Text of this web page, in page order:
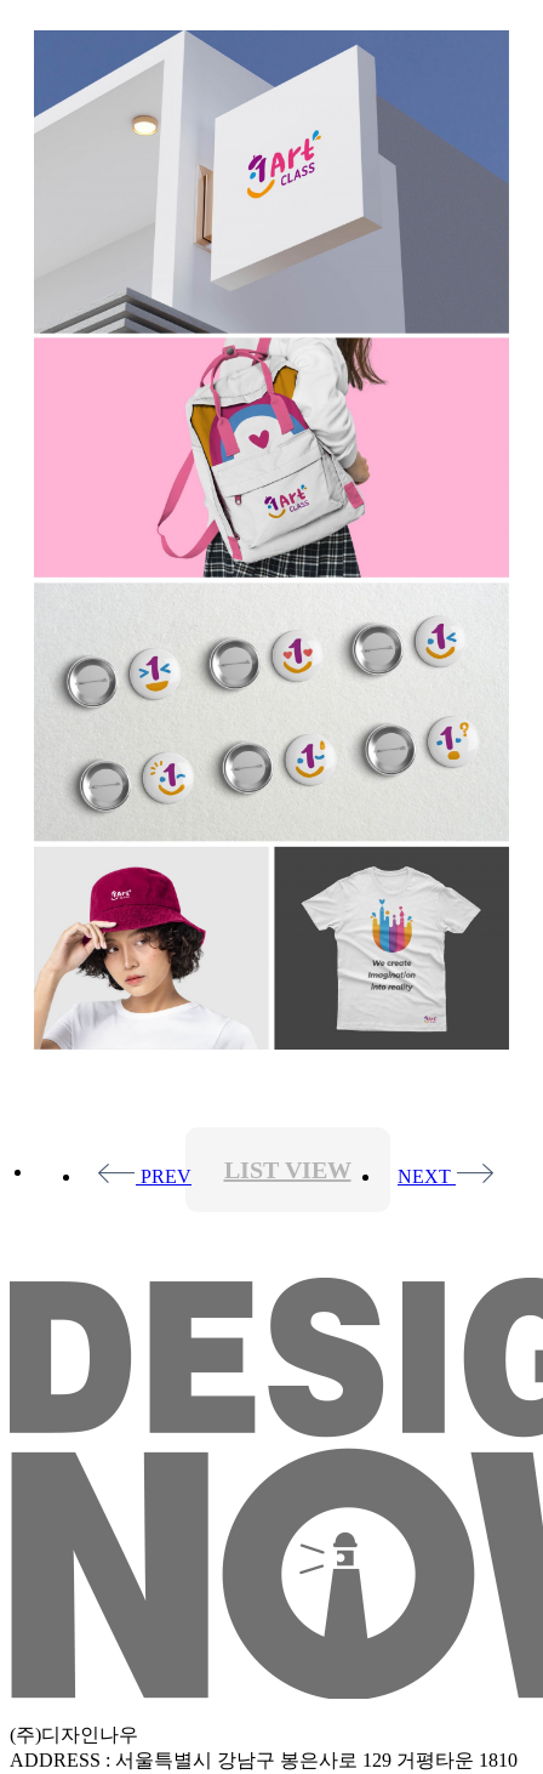
PREV LIST VIEW NEXT
(주)디자인나우
ADDRESS : 서울특별시 강남구 봉은사로 129 거평타운 1810